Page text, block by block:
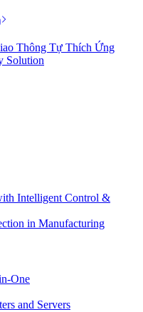
Thông Tự Thích Ứng
Solution
Intelligent Control &
in Manufacturing
One
and Servers